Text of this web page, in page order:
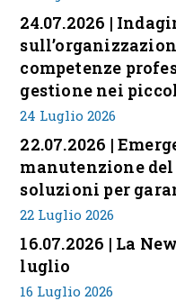
24.07.2026 |
competenze
gestione nei
24 Luglio 2026
22.07.2026 |
manutenzione del
soluzioni per
22 Luglio 2026
16.07.2026 | La
luglio
16 Luglio 2026